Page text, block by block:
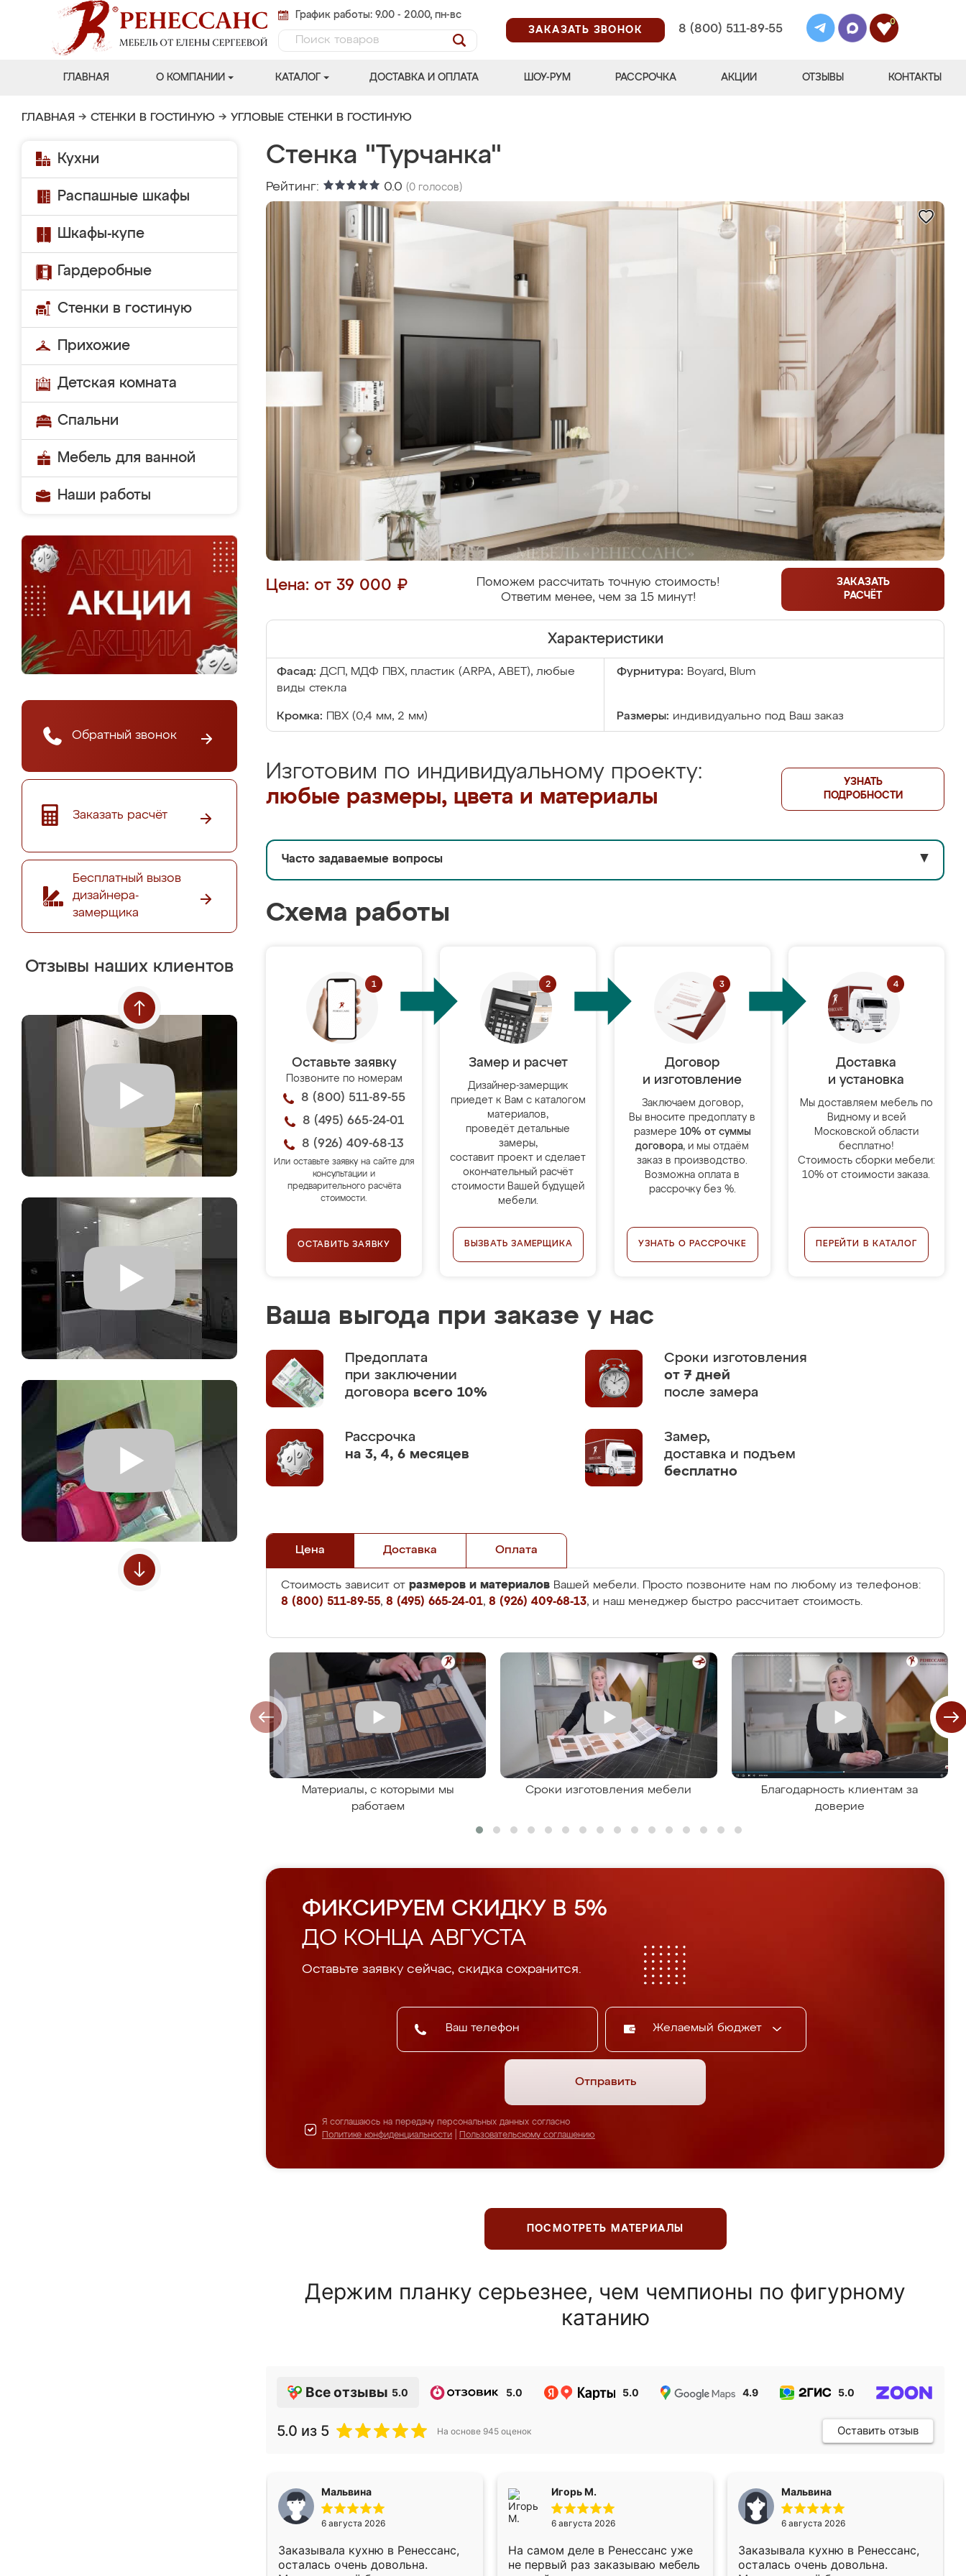
График работы: 9.00 - 20.00, пн-вс
ЗАКАЗАТЬ ЗВОНОК
8 (800) 511-89-55
0
ГЛАВНАЯ О КОМПАНИИ КАТАЛОГ ДОСТАВКА И ОПЛАТА ШОУ-РУМ РАССРОЧКА АКЦИИ ОТЗЫВЫ КОНТАКТЫ
ГЛАВНАЯ → СТЕНКИ В ГОСТИНУЮ → УГЛОВЫЕ СТЕНКИ В ГОСТИНУЮ
Кухни
Распашные шкафы
Шкафы-купе
Гардеробные
Стенки в гостиную
Прихожие
Детская комната
Спальни
Мебель для ванной
Наши работы
Обратный звонок
Заказать расчёт
Бесплатный вызов
дизайнера-
замерщика
Отзывы наших клиентов
Стенка "Турчанка"
Рейтинг: 0.0 (0 голосов)
Цена: от 39 000 ₽
Поможем рассчитать точную стоимость!
Ответим менее, чем за 15 минут!
ЗАКАЗАТЬ
РАСЧЁТ
Характеристики
Фасад: ДСП, МДФ ПВХ, пластик (ARPA, ABET), любые
виды стекла
Фурнитура: Boyard, Blum
Кромка: ПВХ (0,4 мм, 2 мм) Размеры: индивидуально под Ваш заказ
Изготовим по индивидуальному проекту:
любые размеры, цвета и материалы
УЗНАТЬ
ПОДРОБНОСТИ
Часто задаваемые вопросы ▼
Схема работы
Оставьте заявку
Позвоните по номерам
8 (800) 511-89-55
8 (495) 665-24-01
8 (926) 409-68-13
Или оставьте заявку на сайте для
консультации и
предварительного расчёта
стоимости.
ОСТАВИТЬ ЗАЯВКУ
Замер и расчет
Дизайнер-замерщик
приедет к Вам с каталогом
материалов,
проведёт детальные
замеры,
составит проект и сделает
окончательный расчёт
стоимости Вашей будущей
мебели.
ВЫЗВАТЬ ЗАМЕРЩИКА
Договор
и изготовление
Заключаем договор,
Вы вносите предоплату в
размере 10% от суммы
договора, и мы отдаём
заказ в производство.
Возможна оплата в
рассрочку без %.
УЗНАТЬ О РАССРОЧКЕ
Доставка
и установка
Мы доставляем мебель по
Видному и всей
Московской области
бесплатно!
Стоимость сборки мебели:
10% от стоимости заказа.
ПЕРЕЙТИ В КАТАЛОГ
Ваша выгода при заказе у нас
Предоплата
при заключении
договора всего 10%
Сроки изготовления
от 7 дней
после замера
Рассрочка
на 3, 4, 6 месяцев
Замер,
доставка и подъем
бесплатно
Цена Доставка Оплата
Стоимость зависит от размеров и материалов Вашей мебели. Просто позвоните нам по любому из телефонов:
8 (800) 511-89-55, 8 (495) 665-24-01, 8 (926) 409-68-13, и наш менеджер быстро рассчитает стоимость.
Материалы, с которыми мы
работаем
Сроки изготовления мебели
Благодарность клиентам за
доверие
ФИКСИРУЕМ СКИДКУ В 5%
ДО КОНЦА АВГУСТА
Оставьте заявку сейчас, скидка сохранится.
Желаемый бюджет
Отправить
Я соглашаюсь на передачу персональных данных согласно
Политике конфиденциальности
Пользовательскому соглашению
ПОСМОТРЕТЬ МАТЕРИАЛЫ
Держим планку серьезнее, чем чемпионы по фигурному
катанию
Все отзывы 5.0 5.0 5.0 4.9 5.0
5.0 из 5 На основе 945 оценок Оставить отзыв
Мальвина
6 августа 2026
Заказывала кухню в Ренессанс,
осталась очень довольна.
Игорь М.
6 августа 2026
На самом деле в Ренессанс уже
не первый раз заказываю мебель
Мальвина
6 августа 2026
Заказывала кухню в Ренессанс,
осталась очень довольна.